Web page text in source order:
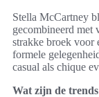
Stella McCartney
gecombineerd met
strakke broek voor
formele
casual als chique
Wat zijn de